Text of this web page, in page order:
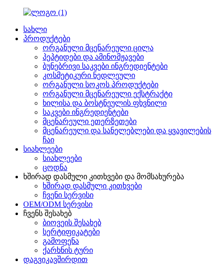
სახლი
პროდუქტები
ორგანული მცენარეული ცილა
პეპტიდები და ამინომჟავები
ბუნებრივი საკვები ინგრედიენტები
კოსმეტიკური ნედლეული
ორგანული სოკოს პროდუქტები
ორგანული მცენარეული ექსტრაქტი
ხილისა და ბოსტნეულის ფხვნილი
საკვები ინგრედიენტები
მცენარეული ეთერზეთები
მცენარეული და სანელებლები და ყვავილების
ჩაი
სიახლეები
სიახლეები
ცოდნა
ხშირად დასმული კითხვები და მომსახურება
ხშირად დასმული კითხვები
ჩვენი სერვისი
OEM/ODM სერვისი
ჩვენს შესახებ
ბიოვეის შესახებ
სერტიფიკატები
გამოფენა
ქარხნის ტური
დაგვიკავშირდით